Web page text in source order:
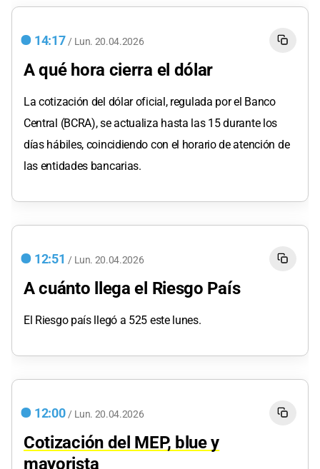
14:17 / Lun. 20.04.2026
A qué hora cierra el dólar
La cotización del dólar oficial, regulada por el Banco
Central (BCRA), se actualiza hasta las 15 durante los
días hábiles, coincidiendo con el horario de atención de
las entidades bancarias.
12:51 / Lun. 20.04.2026
A cuánto llega el Riesgo País
El Riesgo país llegó a 525 este lunes.
12:00 / Lun. 20.04.2026
Cotización del MEP, blue y
mayorista